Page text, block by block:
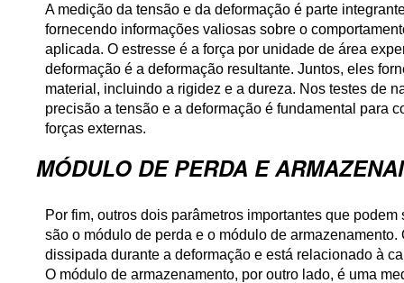
A medição da tensão e da deformação é parte
fornecendo informações valiosas sobre o
aplicada. O estresse é a força por unidade de área
deformação é a deformação resultante. Juntos, eles
material, incluindo a rigidez e a dureza. Nos testes de
precisão a tensão e a deformação é fundamental para
forças externas.
MÓDULO DE PERDA E
Por fim, outros dois parâmetros importantes que
são o módulo de perda e o módulo de
dissipada durante a deformação e está relacionado à
O módulo de armazenamento, por outro lado, é uma